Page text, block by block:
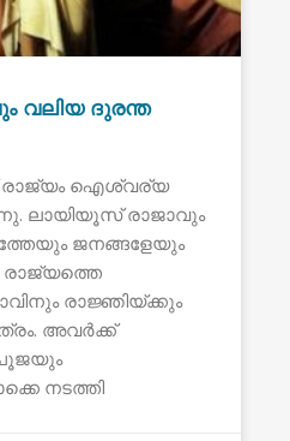
വലിയ ദുരന്ത
രാജ്യം ഐശ്വര്യ
ലായിയൂസ് രാജാവും
ജനങ്ങളേയും
രാജ്യത്തെ
രാജ്ഞിയ്ക്കും
അവർക്ക്
പൂജയും
നടത്തി